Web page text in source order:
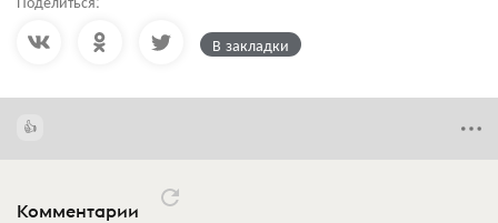
В закладки
Комментарии